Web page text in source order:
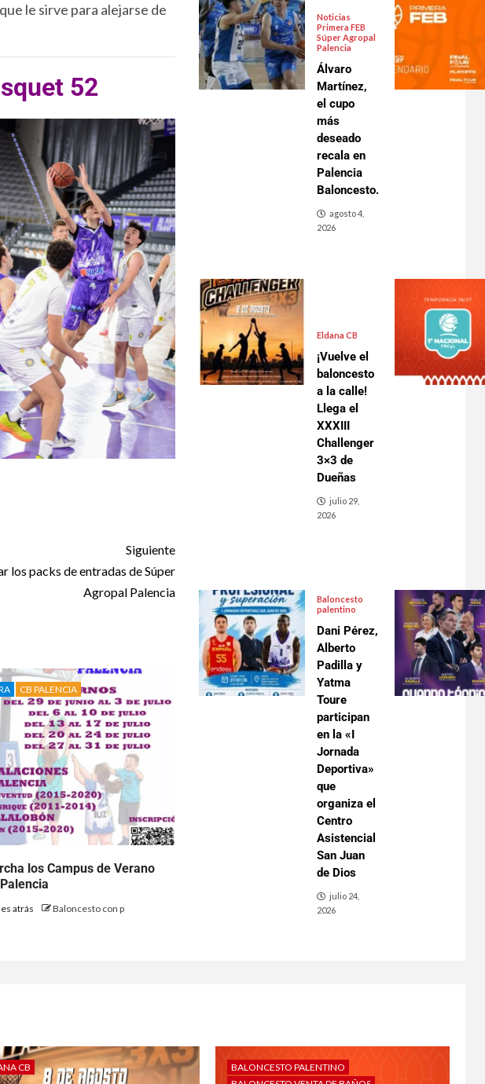
le sirve para alejarse de
52
Siguiente
los packs de entradas de Súper
Agropal Palencia
CB PALENCIA
los Campus de Verano
atrás Baloncesto con p
Noticias
Primera FEB
Súper Agropal
Palencia
Álvaro
Martínez,
el cupo
más
deseado
recala en
Palencia
Baloncesto.
agosto 4,
2026
Eldana CB
¡Vuelve el
baloncesto
a la calle!
Llega el
XXXIII
Challenger
3×3 de
Dueñas
julio 29,
2026
Baloncesto
palentino
Dani Pérez,
Alberto
Padilla y
Yatma
Toure
participan
en la «I
Jornada
Deportiva»
que
organiza el
Centro
Asistencial
San Juan
de Dios
julio 24,
2026
CB
BALONCESTO PALENTINO